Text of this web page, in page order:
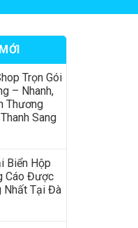
Trọn Gói
– Nhanh,
Thương
Sang
Biển Hộp
Cáo Được
Nhất Tại Đà